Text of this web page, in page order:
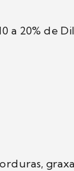
a 20% de